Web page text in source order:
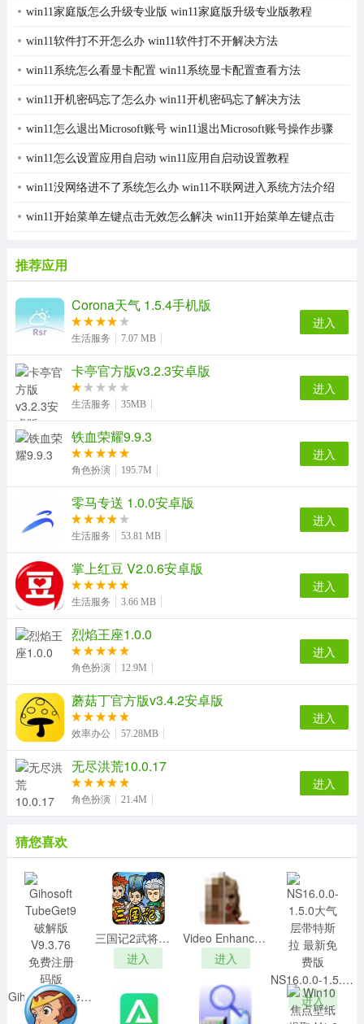
win11家庭版怎么升级专业版 win11家庭版升级专业版教程
win11软件打不开怎么办 win11软件打不开解决方法
win11系统怎么看显卡配置 win11系统显卡配置查看方法
win11开机密码忘了怎么办 win11开机密码忘了解决方法
win11怎么退出Microsoft账号 win11退出Microsoft账号操作步骤
win11怎么设置应用自启动 win11应用自启动设置教程
win11没网络进不了系统怎么办 win11不联网进入系统方法介绍
win11开始菜单左键点击无效怎么解决 win11开始菜单左键点击
推荐应用
Corona天气 1.5.4手机版
生活服务 7.07 MB
进入
卡亭官方版v3.2.3安卓版
生活服务 35MB
进入
铁血荣耀9.9.3
角色扮演 195.7M
进入
零马专送 1.0.0安卓版
生活服务 53.81 MB
进入
掌上红豆 V2.0.6安卓版
生活服务 3.66 MB
进入
烈焰王座1.0.0
角色扮演 12.9M
进入
蘑菇丁官方版v3.4.2安卓版
效率办公 57.28MB
进入
无尽洪荒10.0.17
角色扮演 21.4M
进入
猜您喜欢
Gihosoft TubeGet9破解版 V9.3.76 免费注册码版
进入
三国记2武将存档 V1.0 免费版
进入
Video Enhancer(消除影片马赛克工具)v2.1绿色汉化版
进入
NS16.0.0-1.5.0大气层带特斯拉 最新免费版
进入